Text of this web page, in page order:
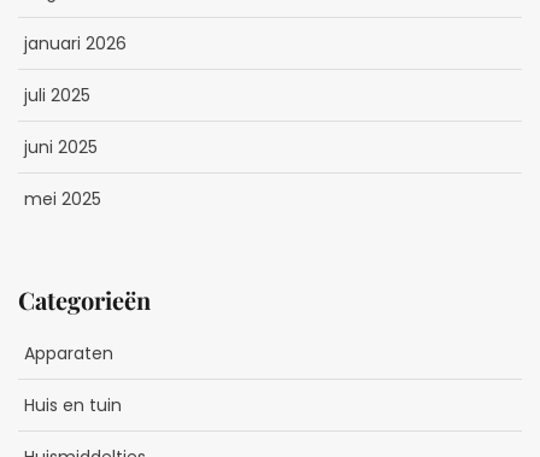
januari 2026
juli 2025
juni 2025
mei 2025
Categorieën
Apparaten
Huis en tuin